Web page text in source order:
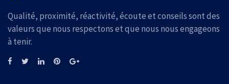
Qualité, proximité, réactivité, écoute et conseils sont des
valeurs que nous respectons et que nous nous engageons
à tenir.